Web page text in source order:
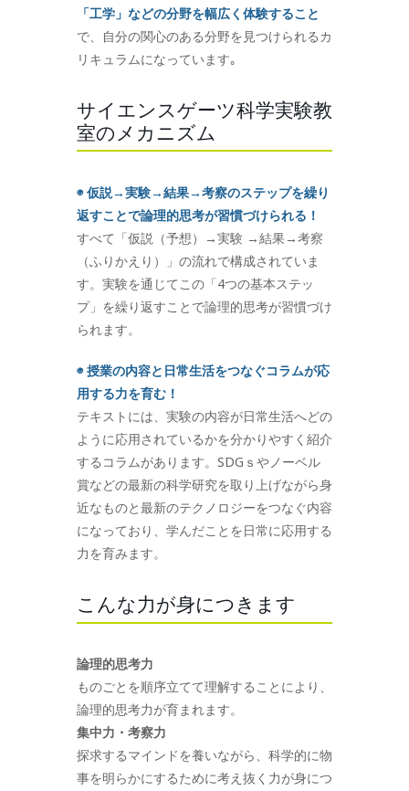
「工学」などの分野を幅広く体験すること
で、自分の関心のある分野を見つけられるカ
リキュラムになっています｡
サイエンスゲーツ科学実験教
室のメカニズム
◉ 仮説→実験→結果→考察のステップを繰り
返すことで論理的思考が習慣づけられる！
すべて「仮説（予想）→実験 →結果→考察
（ふりかえり）」の流れで構成されていま
す。実験を通じてこの「4つの基本ステッ
プ」を繰り返すことで論理的思考が習慣づけ
られます。
◉ 授業の内容と日常生活をつなぐコラムが応
用する力を育む！
テキストには、実験の内容が日常生活へどの
ように応用されているかを分かりやすく紹介
するコラムがあります。SDGｓやノーベル
賞などの最新の科学研究を取り上げながら身
近なものと最新のテクノロジーをつなぐ内容
になっており、学んだことを日常に応用する
力を育みます。
こんな力が身につきます
論理的思考力
ものごとを順序立てて理解することにより、
論理的思考力が育まれます。
集中力・考察力
探求するマインドを養いながら、科学的に物
事を明らかにするために考え抜く力が身につ